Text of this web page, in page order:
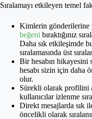
Sıralamayı etkileyen temel
Kimlerin gönderilerine
beğeni bıraktığınız
Daha sık etkileşimde
sıralamasında üst
Bir hesabın hikayesini
hesabı sizin için daha
olur.
Sürekli olarak profilini
kullanıcılar izlenme
Direkt mesajlarda sık
öncelikli olarak